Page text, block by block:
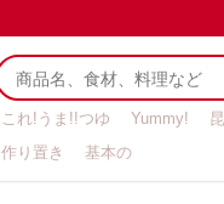
これ!うま!!つゆ Yummy!
作り置き
基本の